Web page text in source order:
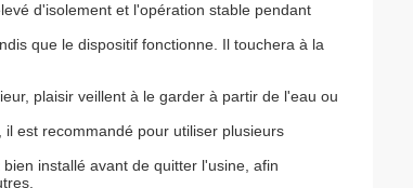
d'isolement et l'opération stable pendant
que le dispositif fonctionne. Il touchera à la
plaisir veillent à le garder à partir de l'eau ou
est recommandé pour utiliser plusieurs
installé avant de quitter l'usine, afin